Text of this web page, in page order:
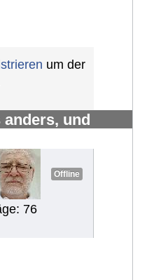
um der
und
Offline
76